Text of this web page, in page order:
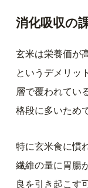
消化吸収の
玄米は栄養価が
というデメリッ
層で覆われてい
格段に多いため
特に玄米食に慣
繊維の量に胃腸
良を引き起こす